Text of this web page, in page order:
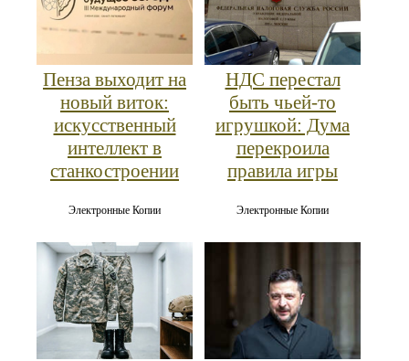
Пенза выходит на
новый виток:
искусственный
интеллект в
станкостроении
Электронные Копии
НДС перестал
быть чьей-то
игрушкой: Дума
перекроила
правила игры
Электронные Копии